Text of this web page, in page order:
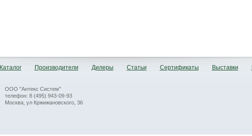
Каталог Производители Дилеры Статьи Сертификаты Выставки
ООО "Антекс Систем"
телефон: 8 (495) 943-09-93
Москва, ул Кржижановского, 36